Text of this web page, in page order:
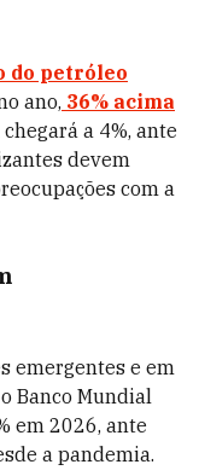
do petróleo
ano, 36% acima
a 4%, ante
devem
com a
emergentes e em
Banco Mundial
em 2026, ante
a pandemia.